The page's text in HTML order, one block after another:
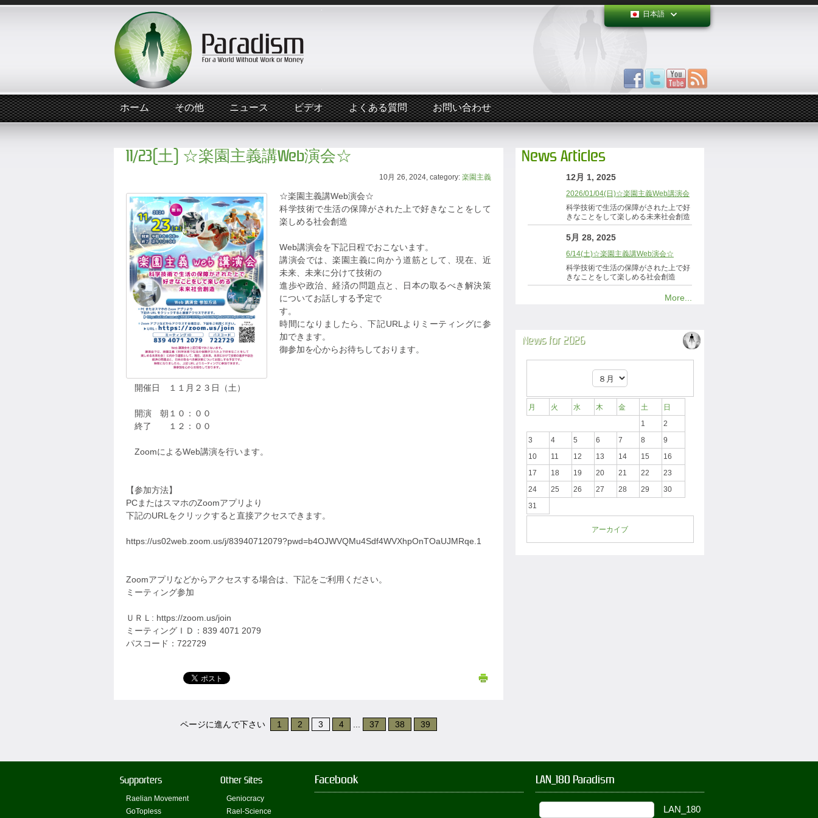
日本語
ホーム その他 ニュース ビデオ よくある質問 お問い合わせ
11/23(土) ☆楽園主義講Web演会☆
10月 26, 2024, category: 楽園主義
☆楽園主義講Web演会☆
科学技術で生活の保障がされた上で好きなことをして
楽しめる社会創造
Web講演会を下記日程でおこないます。
講演会では、楽園主義に向かう道筋として、現在、近
未来、未来に分けて技術の
進歩や政治、経済の問題点と、日本の取るべき解決策
についてお話しする予定で
す。
時間になりましたら、下記URLよりミーティングに参
加できます。
御参加を心からお待ちしております。
開催日 １１月２３日（土）
開演 朝１０：００
終了 １２：００
ZoomによるWeb講演を行います。
【参加方法】
PCまたはスマホのZoomアプリより
下記のURLをクリックすると直接アクセスできます。
https://us02web.zoom.us/j/83940712079?pwd=b4OJWVQMu4Sdf4WVXhpOnTOaUJMRqe.1
Zoomアプリなどからアクセスする場合は、下記をご利用ください。
ミーティング参加
ＵＲＬ: https://zoom.us/join
ミーティングＩＤ：839 4071 2079
パスコード：722729
ページに進んで下さい 1 2 3 4 37 38 39
News Articles
12月 1, 2025
2026/01/04(日)☆楽園主義Web講演会
科学技術で生活の保障がされた上で好
きなことをして楽しめる未来社会創造
5月 28, 2025
6/14(土)☆楽園主義講Web演会☆
科学技術で生活の保障がされた上で好
きなことをして楽しめる社会創造
More...
News for 2026
月 火 水 木 金 土
日
1
2
3
4 5 6 7 8
9
10
11 12 13 14 15
16
17
18 19 20 21 22
23
24
25 26 27 28 29
30
31
アーカイブ
Supporters
Raelian Movement
GoTopless
Other Sites
Geniocracy
Rael-Science
Facebook LAN_180 Paradism